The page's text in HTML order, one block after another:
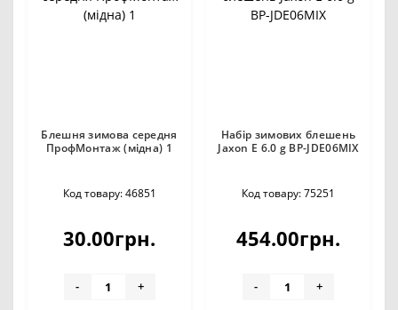
Блешня зимова середня
ПрофМонтаж (мідна) 1
Код товару: 46851
30.00грн.
- +
Набір зимових блешень
Jaxon E 6.0 g BP-JDE06MIX
Код товару: 75251
454.00грн.
- +